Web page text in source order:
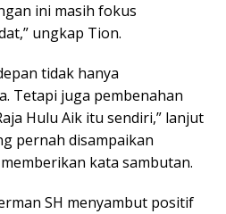
ini masih fokus
ungkap Tion.
tidak hanya
Tetapi juga pembenahan
Hulu Aik itu sendiri,” lanjut
pernah disampaikan
kata sambutan.
SH menyambut positif